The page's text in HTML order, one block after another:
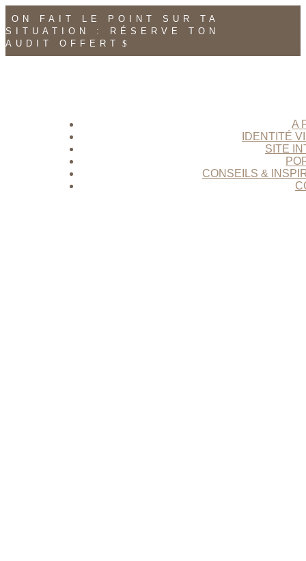
ON FAIT LE POINT SUR TA
SITUATION : RÉSERVE TON
AUDIT OFFERT
A
IDENTITÉ
SITE
CONSEILS &